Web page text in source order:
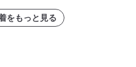
をもっと見る